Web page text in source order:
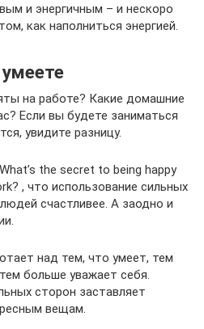
и энергичным – и нескоро
как наполниться энергией.
на работе? Какие домашние
Если вы будете заниматься
увидите разницу.
the secret to being happy
, что использование сильных
счастливее. А заодно и
над тем, что умеет, тем
больше уважает себя.
сторон заставляет
вещам.